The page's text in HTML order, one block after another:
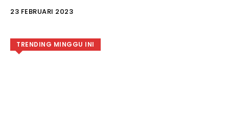
23 FEBRUARI 2023
TRENDING MINGGU INI